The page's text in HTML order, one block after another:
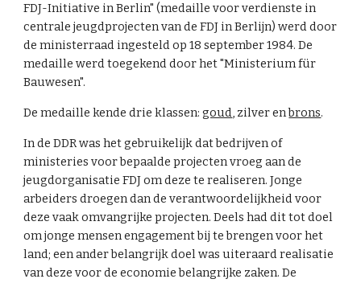
FDJ-Initiative in Berlin" (medaille voor verdienste in
centrale jeugdprojecten van de FDJ in Berlijn) werd door
de ministerraad ingesteld op 18 september 1984. De
medaille werd toegekend door het "Ministerium für
Bauwesen".
De medaille kende drie klassen:goud, zilver enbrons.
In de DDR was het gebruikelijk dat bedrijven of
ministeries voor bepaalde projecten vroeg aan de
jeugdorganisatie FDJ om deze te realiseren. Jonge
arbeiders droegen dan de verantwoordelijkheid voor
deze vaak omvangrijke projecten. Deels had dit tot doel
om jonge mensen engagement bij te brengen voor het
land; een ander belangrijk doel was uiteraard realisatie
van deze voor de economie belangrijke zaken. De